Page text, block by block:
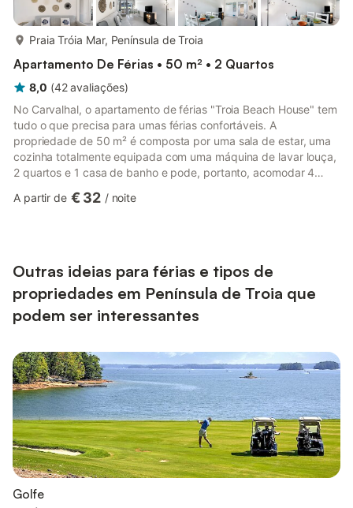
Praia Tróia Mar, Península de Troia
Apartamento De Férias • 50 m² • 2 Quartos
8,0 (42 avaliações)
No Carvalhal, o apartamento de férias "Troia Beach House" tem
tudo o que precisa para umas férias confortáveis. A
propriedade de 50 m² é composta por uma sala de estar, uma
cozinha totalmente equipada com uma máquina de lavar louça,
2 quartos e 1 casa de banho e pode, portanto, acomodar 4
sala de estar ou um beliche. As comodidades adicionais incluem
...
A partir de € 32 / noite
Outras ideias para férias e tipos de
propriedades em Península de Troia que
podem ser interessantes
Golfe